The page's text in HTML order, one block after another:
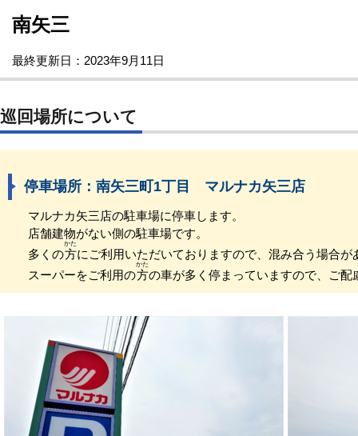
南矢三
最終更新日：2023年9月11日
巡回場所について
停車場所：南矢三町1丁目 マルナカ矢三店
マルナカ矢三店の駐車場に停車します。
店舗建物がない側の駐車場です。
多くの方
かた
にご利用いただいておりますので、混み合う場合が
スーパーをご利用の方
かた
の車が多く停まっていますので、ご